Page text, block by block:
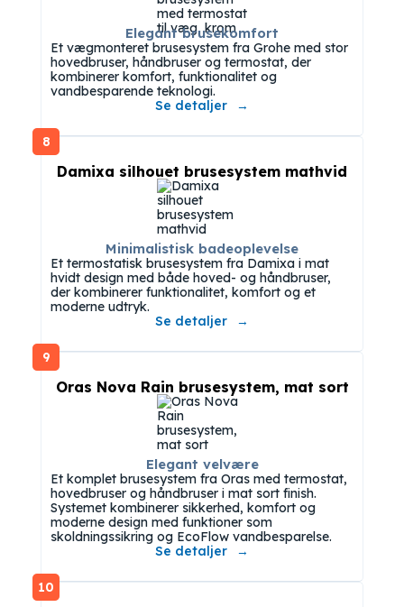
Elegant brusekomfort
Et vægmonteret brusesystem fra Grohe med stor
hovedbruser, håndbruser og termostat, der
kombinerer komfort, funktionalitet og
vandbesparende teknologi.
Se detaljer
8
Minimalistisk badeoplevelse
Damixa silhouet brusesystem mathvid
Et termostatisk brusesystem fra Damixa i mat
hvidt design med både hoved- og håndbruser,
der kombinerer funktionalitet, komfort og et
moderne udtryk.
Se detaljer
9
Elegant velvære
Oras Nova Rain brusesystem, mat sort
Et komplet brusesystem fra Oras med termostat,
hovedbruser og håndbruser i mat sort finish.
Systemet kombinerer sikkerhed, komfort og
moderne design med funktioner som
skoldningssikring og EcoFlow vandbesparelse.
Se detaljer
10